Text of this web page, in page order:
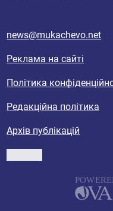
news@mukachevo.net
Реклама на сайті
Політика
Редакційна політика
Архів публікацій